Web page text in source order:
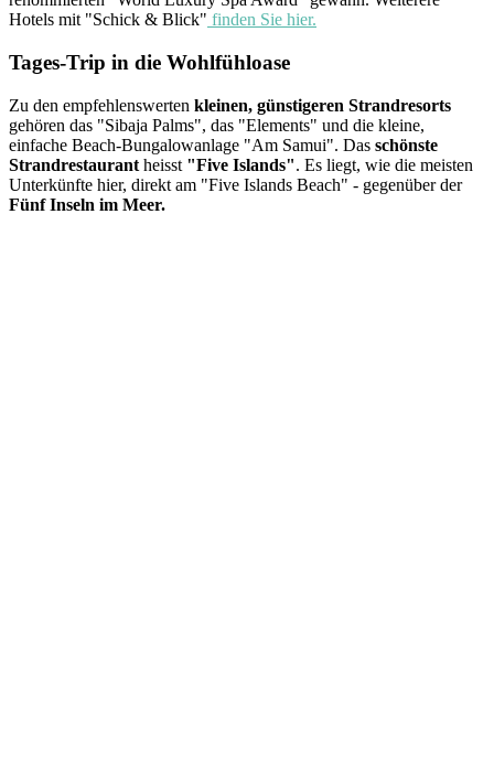
Hotels mit "Schick & Blick" finden Sie hier.
Tages-Trip in die Wohlfühloase
Zu den empfehlenswerten kleinen, günstigeren Strandresorts
gehören das "Sibaja Palms", das "Elements" und die kleine,
einfache Beach-Bungalowanlage "Am Samui". Das schönste
Strandrestaurant heisst "Five Islands". Es liegt, wie die meisten
Unterkünfte hier, direkt am "Five Islands Beach" - gegenüber der
Fünf Inseln im Meer.